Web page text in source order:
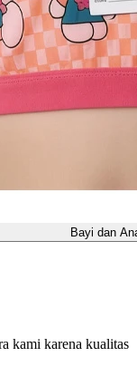
Bayi dan
kami karena kualitas